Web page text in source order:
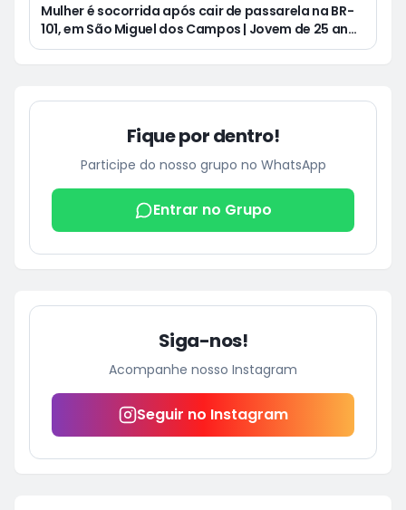
Mulher é socorrida após cair de passarela na BR-
101, em São Miguel dos Campos | Jovem de 25 anos
morre após acidente de moto no Distrito
Fique por dentro!
Participe do nosso grupo no WhatsApp
Entrar no Grupo
Siga-nos!
Acompanhe nosso Instagram
Seguir no Instagram